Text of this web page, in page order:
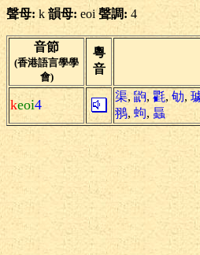
聲母: k 韻母: eoi聲調: 4
音節
(香港語言學學
會)
粵
音
keoi4
渠,鼩, 氍,劬,
翵, 蚼, 螶